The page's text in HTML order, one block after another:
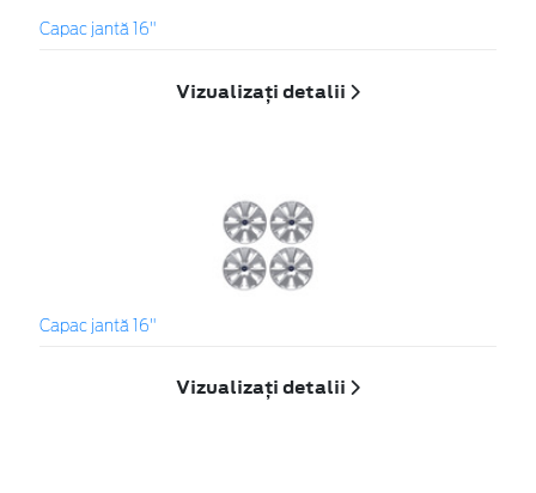
Capac jantă 16"
Vizualizați detalii
Capac jantă 16"
Vizualizați detalii